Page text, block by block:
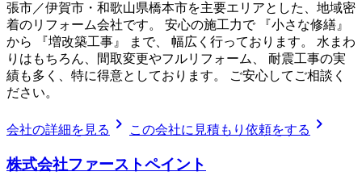
張市／伊賀市・和歌山県橋本市を主要エリアとした、地域密
着のリフォーム会社です。 安心の施工力で 『小さな修繕』
から 『増改築工事』 まで、 幅広く行っております。 水まわ
りはもちろん、間取変更やフルリフォーム、 耐震工事の実
績も多く、特に得意としております。 ご安心してご相談く
ださい。
会社の詳細を見る chevron_right この会社に見積もり依頼をする chevron_right
株式会社ファーストペイント